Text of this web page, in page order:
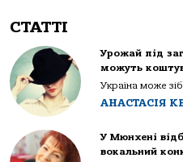
СТАТТІ
Урожай під
можуть
Україна може
АНАСТАСІЯ
У Мюнхені
вокальний